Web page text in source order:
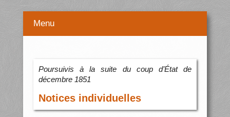
Menu
Poursuivis à la suite du coup d’État de
décembre 1851
Notices individuelles